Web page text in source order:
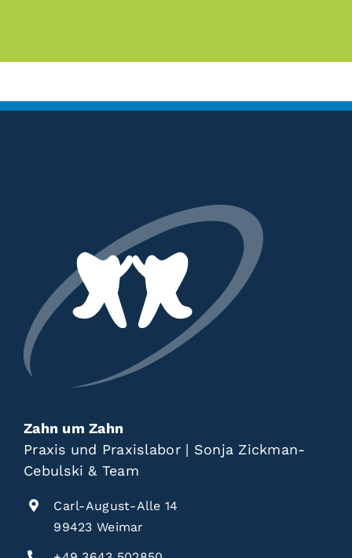
Zahn um Zahn
Praxis und Praxislabor | Sonja Zickman-
Cebulski & Team
Carl-August-Alle 14
99423 Weimar